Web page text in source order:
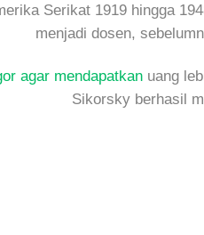
Serikat 1919 hingga
menjadi dosen,
agar mendapatkanuang
Sikorsky berhasil